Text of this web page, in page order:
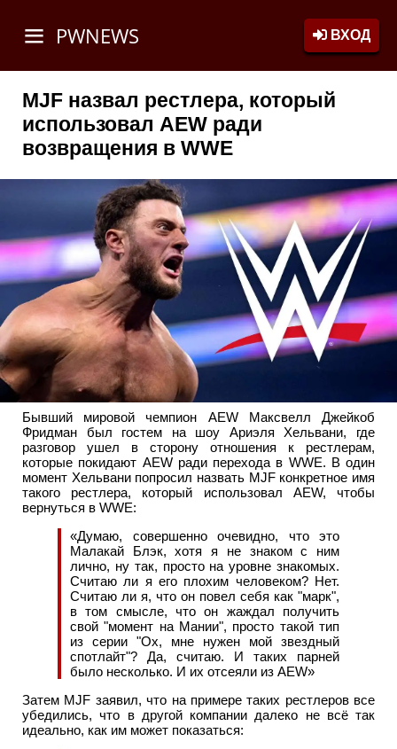
PWNEWS ВХОД
MJF назвал рестлера, который
использовал AEW ради
возвращения в WWE
Бывший мировой чемпион AEW Максвелл Джейкоб
Фридман был гостем на шоу Ариэля Хельвани, где
разговор ушел в сторону отношения к рестлерам,
которые покидают AEW ради перехода в WWE. В один
момент Хельвани попросил назвать MJF конкретное имя
такого рестлера, который использовал AEW, чтобы
вернуться в WWE:
«Думаю, совершенно очевидно, что это
Малакай Блэк, хотя я не знаком с ним
лично, ну так, просто на уровне знакомых.
Считаю ли я его плохим человеком? Нет.
Считаю ли я, что он повел себя как "марк",
в том смысле, что он жаждал получить
свой "момент на Мании", просто такой тип
из серии "Ох, мне нужен мой звездный
спотлайт"? Да, считаю. И таких парней
было несколько. И их отсеяли из AEW»
Затем MJF заявил, что на примере таких рестлеров все
убедились, что в другой компании далеко не всё так
идеально, как им может показаться: